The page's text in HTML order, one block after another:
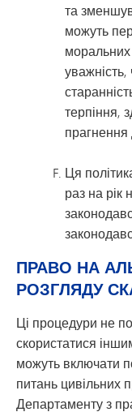
та
можуть
моральних
уважність,
терпіння,
прагнення
Ця
раз на рік
ПРАВО НА
РОЗГЛЯДУ
Ці процедури не
скористатися
можуть включати
питань цивільних
Департаменту з